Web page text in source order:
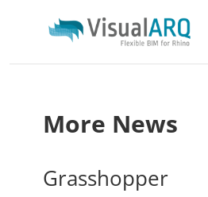
More News
Grasshopper